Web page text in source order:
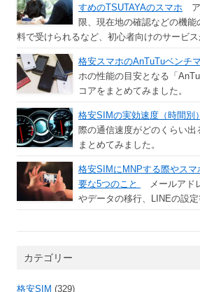
すめのTSUTAYAのスマホ ア
限、現在地の確認などの機
料で受けられるなど、初心者向けのサービス
格安スマホのAnTuTuベンチ
ホの性能の目安となる「
コアをまとめてみました。
格安SIMの実効速度（時間別
際の通信速度がどのくらい
まとめてみました。
格安SIMにMNPする際やス
要な5つのこと
メールアド
やデータの移行、LINEの設定
カテゴリー
格安SIM (329)